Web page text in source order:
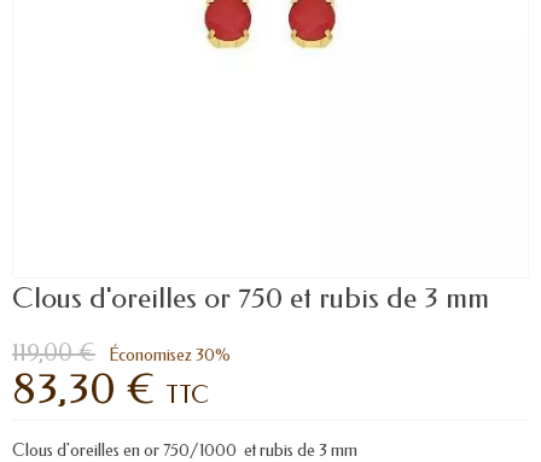
Clous d'oreilles or 750 et rubis de 3 mm
119,00 € Économisez 30%
83,30 € TTC
Clous d'oreilles en or 750/1000 et rubis de 3 mm